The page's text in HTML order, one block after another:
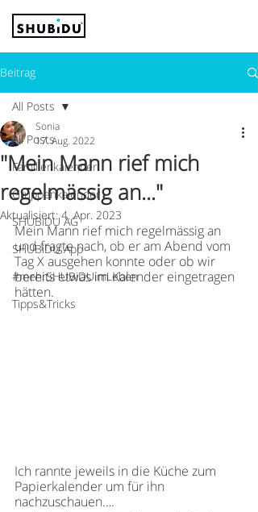
Beitrag
All Posts
Familienkalender
Gruppenkalender
SHUBiDU AG
SHUBiDU App
#mehrSHUBiDUimLeben
Tipps&Tricks
All Posts
"Mein Mann rief mich
regelmässig an..."
Sonia
17. Aug. 2022
Aktualisiert:4. Apr. 2023
Mein Mann rief mich regelmässig an
und fragte nach, ob er am Abend vom
Tag X ausgehen konnte oder ob wir
bereits etwas im Kalender eingetragen
hätten.
Ich rannte jeweils in die Küche zum
Papierkalender um für ihn
nachzuschauen….